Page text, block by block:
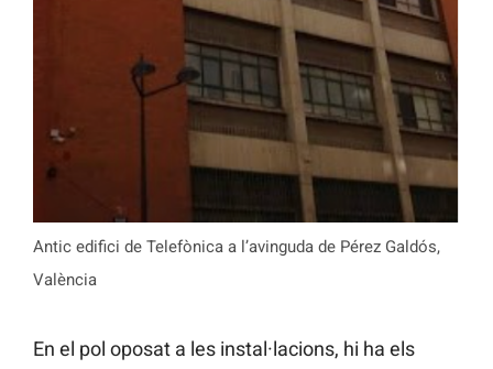
Antic edifici de Telefònica a l’avinguda de Pérez Galdós,
València
En el pol oposat a les instal·lacions, hi ha els